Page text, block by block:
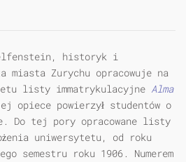
historyk i
miasta Zurychu opracowuje na
listy immatrykulacyjne Alma
opiece powierzył studentów o
Do tej pory opracowane listy
uniwersytetu, od roku
semestru roku 1906. Numerem